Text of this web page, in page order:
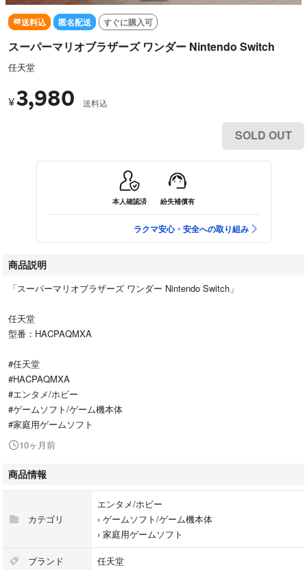
送料込 匿名配送 すぐに購入可
スーパーマリオブラザーズ ワンダー Nintendo Switch
任天堂
¥3,980 送料込
SOLD OUT
本人確認済 紛失補償有
ラクマ安心・安全への取り組み
商品説明
「スーパーマリオブラザーズ ワンダー Nintendo Switch」
任天堂
型番：HACPAQMXA
#任天堂
#HACPAQMXA
#エンタメ/ホビー
#ゲームソフト/ゲーム機本体
#家庭用ゲームソフト
10ヶ月前
商品情報
カテゴリ
エンタメ/ホビー
› ゲームソフト/ゲーム機本体
› 家庭用ゲームソフト
ブランド 任天堂